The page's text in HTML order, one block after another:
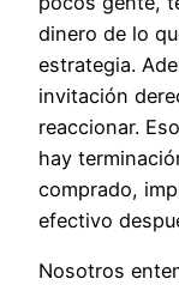
dinero de lo
estrategia.
invitación
reaccionar.
hay
comprado,
efectivo
Nosotros